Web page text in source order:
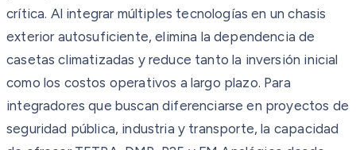
crítica. Al integrar múltiples tecnologías en un chasis
exterior autosuficiente, elimina la dependencia de
casetas climatizadas y reduce tanto la inversión inicial
como los costos operativos a largo plazo. Para
integradores que buscan diferenciarse en proyectos de
seguridad pública, industria y transporte, la capacidad